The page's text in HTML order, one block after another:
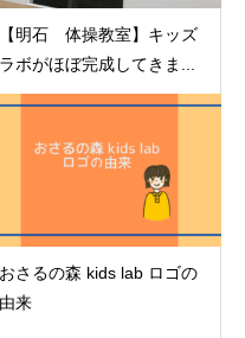
【明石 体操教室】キッズ
ラボがほぼ完成してきま...
おさるの森 kids lab ロゴの
由来